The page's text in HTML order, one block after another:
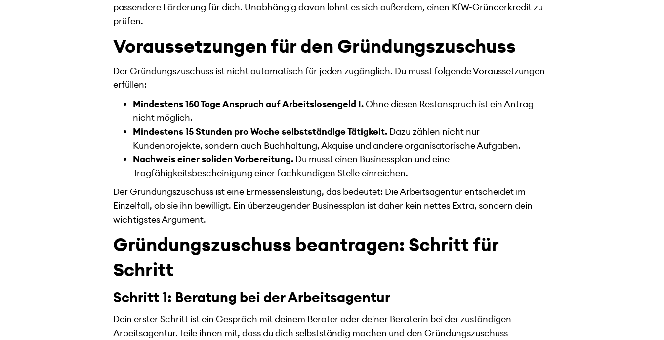
passendere Förderung für dich. Unabhängig davon lohnt es sich außerdem, einen KfW-Gründerkredit zu
prüfen.
Voraussetzungen für den Gründungszuschuss
Der Gründungszuschuss ist nicht automatisch für jeden zugänglich. Du musst folgende Voraussetzungen
erfüllen:
Mindestens 150 Tage Anspruch auf Arbeitslosengeld I.Ohne diesen Restanspruch ist ein Antrag
nicht möglich.
Mindestens 15 Stunden pro Woche selbstständige Tätigkeit. Dazu zählen nicht nur
Kundenprojekte, sondern auch Buchhaltung, Akquise und andere organisatorische Aufgaben.
Nachweis einer soliden Vorbereitung. Du musst einen Businessplan und eine
Tragfähigkeitsbescheinigung einer fachkundigen Stelle einreichen.
Der Gründungszuschuss ist eine Ermessensleistung, das bedeutet: Die Arbeitsagentur entscheidet im
Einzelfall, ob sie ihn bewilligt. Ein überzeugender Businessplan ist daher kein nettes Extra, sondern dein
wichtigstes Argument.
Gründungszuschuss beantragen: Schritt für
Schritt
Schritt 1: Beratung bei der Arbeitsagentur
Dein erster Schritt ist ein Gespräch mit deinem Berater oder deiner Beraterin bei der zuständigen
Arbeitsagentur. Teile ihnen mit, dass du dich selbstständig machen und den Gründungszuschuss